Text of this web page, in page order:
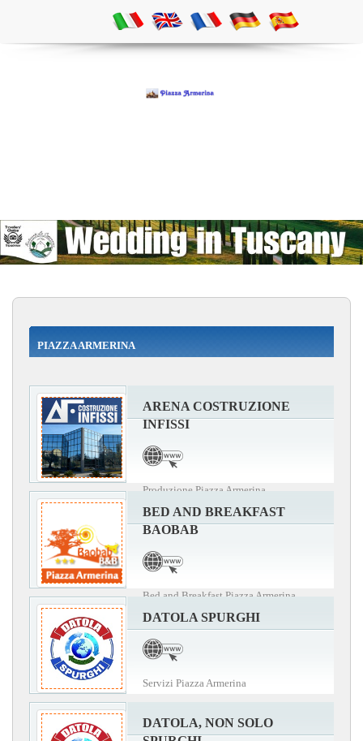
PIAZZA ARMERINA
ARENA COSTRUZIONE
INFISSI
Produzione Piazza Armerina
BED AND BREAKFAST
BAOBAB
Bed and Breakfast Piazza Armerina
DATOLA SPURGHI
Servizi Piazza Armerina
DATOLA, NON SOLO